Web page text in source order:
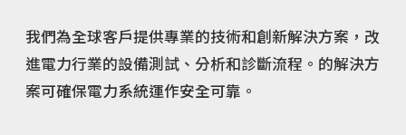
我們為全球客戶提供專業的技術和創新解決方案，改
進電力行業的設備測試、分析和診斷流程。的解決方
案可確保電力系統運作安全可靠。